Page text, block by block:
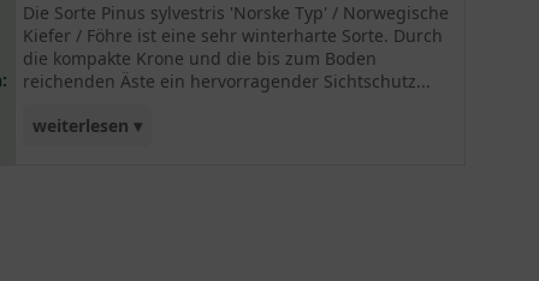
Die Sorte Pinus sylvestris 'Norske Typ' / Norwegische
Kiefer / Föhre ist eine sehr winterharte Sorte. Durch
die kompakte Krone und die bis zum Boden
reichenden Äste ein hervorragender Sichtschutz...
weiterlesen ▾